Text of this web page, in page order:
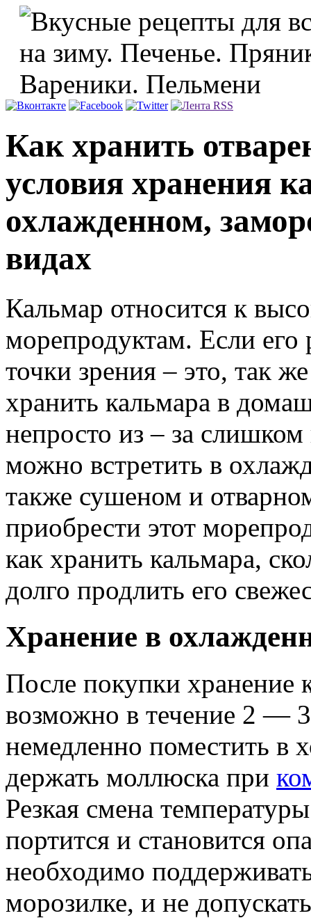
Как хранить
условия хранения
охлажденном,
видах
Кальмар относится к
морепродуктам. Если его
точки зрения – это, так
хранить кальмара в
непросто из – за
можно встретить в
также сушеном и
приобрести этот
как хранить кальмара,
долго продлить его
Хранение в
После покупки хранение
возможно в течение 2 —
немедленно поместить в
держать моллюска при
Резкая смена
портится и становится
необходимо
морозилке, и не